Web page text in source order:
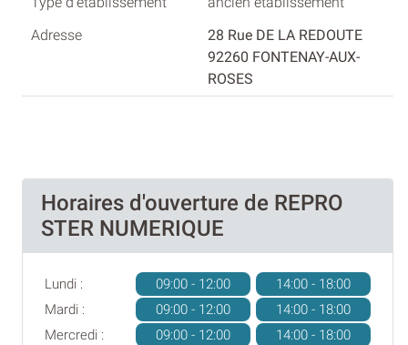
28 Rue DE LA REDOUTE
92260 FONTENAY-AUX-
ROSES
Horaires d'ouverture de REPRO
STER NUMERIQUE
Lundi : 09:00 - 12:00
14:00 - 18:00
Mardi :
09:00 - 12:00
14:00 - 18:00
Mercredi :
09:00 - 12:00
14:00 - 18:00